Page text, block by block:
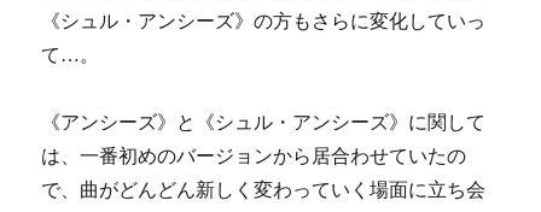
《シュル・アンシーズ》の方もさらに変化していっ
て…。
《アンシーズ》と《シュル・アンシーズ》に関して
は、一番初めのバージョンから居合わせていたの
で、曲がどんどん新しく変わっていく場面に立ち会